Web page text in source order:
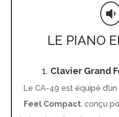

LE PIANO
1. Clavier Grand
Le CA-49 est équipé
Feel Compact, conçu